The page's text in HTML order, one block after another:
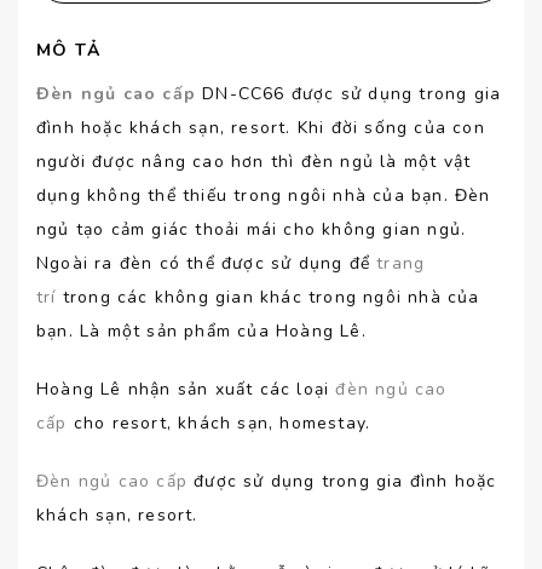
MÔ TẢ
Đèn ngủ cao cấp DN-CC66 được sử dụng trong gia
đình hoặc khách sạn, resort. Khi đời sống của con
người được nâng cao hơn thì đèn ngủ là một vật
dụng không thể thiếu trong ngôi nhà của bạn. Đèn
ngủ tạo cảm giác thoải mái cho không gian ngủ.
Ngoài ra đèn có thể được sử dụng đểtrang
trí trong các không gian khác trong ngôi nhà của
bạn. Là một sản phẩm của Hoàng Lê.
Hoàng Lê nhận sản xuất các loạiđèn ngủ cao
cấp cho resort, khách sạn, homestay.
Đèn ngủ cao cấp được sử dụng trong gia đình hoặc
khách sạn, resort.